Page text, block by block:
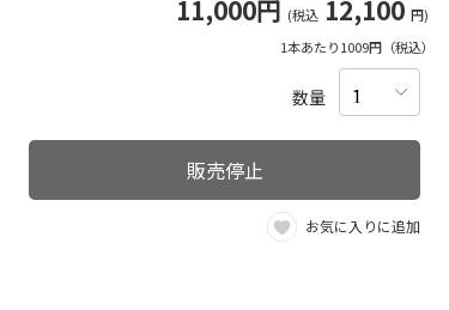
11,000円 (税込 12,100 円)
1本あたり1009円（税込）
数量
販売停止
お気に入りに追加